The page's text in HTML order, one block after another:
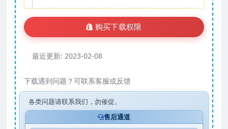
购买下载权限
最近更新: 2023-02-08
下载遇到问题？可联系客服或反馈
各类问题请联系我们，勿催促。
售后通道